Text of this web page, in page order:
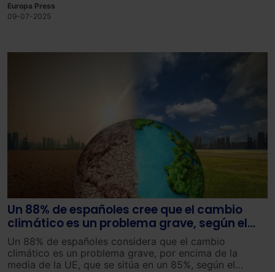
un estudio publicado por el Imperial College London
(Reino Unido).
Europa Press
09-07-2025
Un 88% de españoles cree que el cambio
climático es un problema grave, según el
Eurobarómetro
Un 88% de españoles considera que el cambio
climático es un problema grave, por encima de la
media de la UE, que se sitúa en un 85%, según el